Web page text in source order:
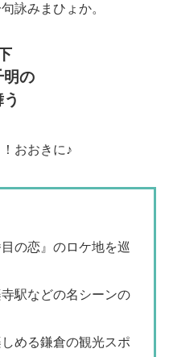
詠みまひょか。
明の
おおきに♪
の恋』のロケ地を巡
駅などの名シーンの
める鎌倉の観光スポ